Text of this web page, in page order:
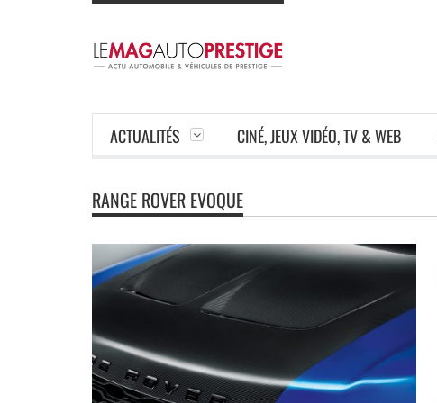
ACTUALITÉS CINÉ, JEUX VIDÉO, TV & WEB
RANGE ROVER EVOQUE